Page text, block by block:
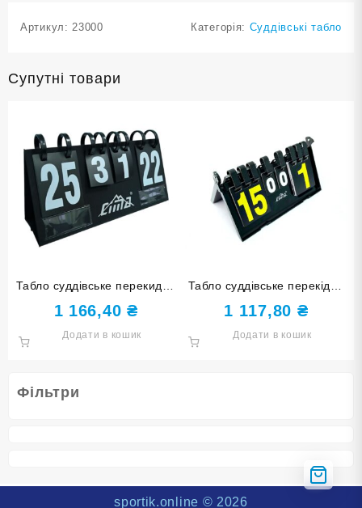
Фільтри
Артикул: 23000 Категорія: Суддівські табло
Супутні товари
Табло суддівське перекидне
CIMA CM-J07
1 166,40 ₴
Додати в кошик
Табло суддівське перекідне
11х11
1 117,80 ₴
Додати в кошик
sportik.online © 2026